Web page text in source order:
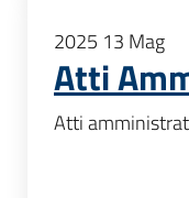
2025 13 Mag
Atti
Atti